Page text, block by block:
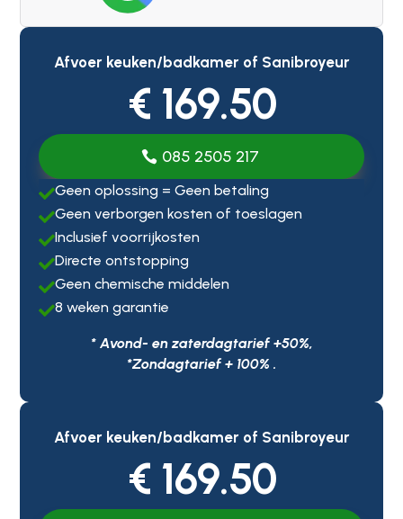
Afvoer keuken/badkamer of Sanibroyeur
€ 169.50
085 2505 217
Geen oplossing = Geen betaling
Geen verborgen kosten of toeslagen
Inclusief voorrijkosten
Directe ontstopping
Geen chemische middelen
8 weken garantie
* Avond- en zaterdagtarief +50%,
*Zondagtarief + 100% .
Afvoer keuken/badkamer of Sanibroyeur
€ 169.50